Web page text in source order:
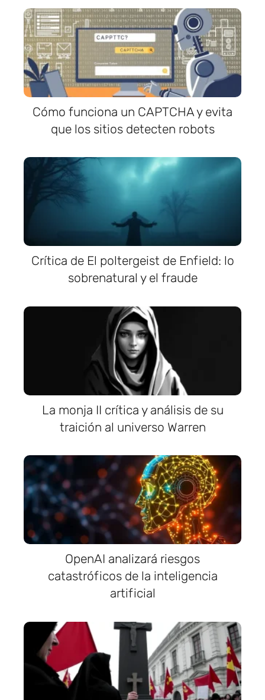
Cómo funciona un CAPTCHA y evita
que los sitios detecten robots
Crítica de El poltergeist de Enfield: lo
sobrenatural y el fraude
La monja II crítica y análisis de su
traición al universo Warren
OpenAI analizará riesgos
catastróficos de la inteligencia
artificial